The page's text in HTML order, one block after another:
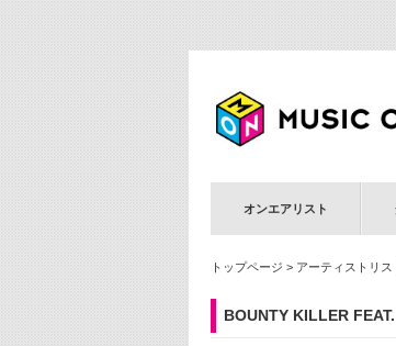
オンエアリスト
トップページ > アーティストリス
BOUNTY KILLER